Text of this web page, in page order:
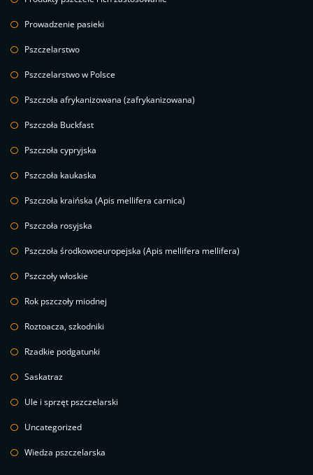
Prowadzenie pasieki
Pszczelarstwo
Pszczelarstwo w Polsce
Pszczoła afrykanizowana (zafrykanizowana)
Pszczoła Buckfast
Pszczoła cypryjska
Pszczoła kaukaska
Pszczoła kraińska (Apis mellifera carnica)
Pszczoła rosyjska
Pszczoła środkowoeuropejska (Apis mellifera mellifera)
Pszczoły włoskie
Rok pszczoły miodnej
Roztoacza, szkodniki
Rzadkie podgatunki
Saskatraz
Ule i sprzęt pszczelarski
Uncategorized
Wiedza pszczelarska